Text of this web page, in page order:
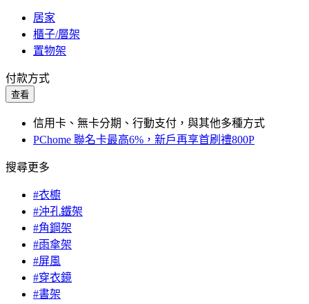
居家
櫃子/層架
置物架
付款方式
查看
信用卡、無卡分期、行動支付，與其他多種方式
PChome 聯名卡最高6%，新戶再享首刷禮800P
搜尋更多
#衣櫥
#沖孔鐵架
#角鋼架
#雨傘架
#屏風
#穿衣鏡
#書架